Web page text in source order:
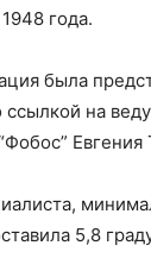
года.
была
на
5,8